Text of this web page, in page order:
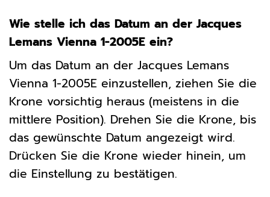
Wie stelle ich das Datum an der Jacques
Lemans Vienna 1-2005E ein?
Um das Datum an der Jacques Lemans
Vienna 1-2005E einzustellen, ziehen Sie die
Krone vorsichtig heraus (meistens in die
mittlere Position). Drehen Sie die Krone, bis
das gewünschte Datum angezeigt wird.
Drücken Sie die Krone wieder hinein, um
die Einstellung zu bestätigen.